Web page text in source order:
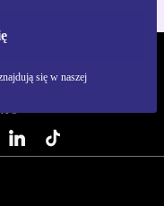
się w naszej